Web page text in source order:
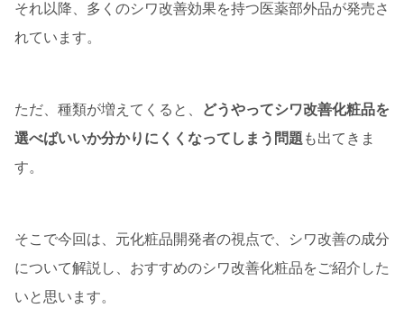
それ以降、多くのシワ改善効果を持つ医薬部外品が発売さ
れています。
ただ、種類が増えてくると、
どうやってシワ改善化粧品を
選べばいいか分かりにくくなってしまう問題 も出てきま
す。
そこで今回は、元化粧品開発者の視点で、シワ改善の成分
について解説し、おすすめのシワ改善化粧品をご紹介した
いと思います。